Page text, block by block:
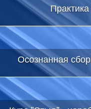
Осознанная